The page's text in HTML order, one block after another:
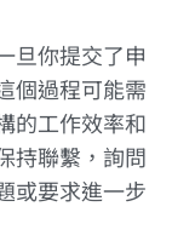
旦你提交了申
個過程可能需
的工作效率和
持聯繫，詢問
或要求進一步